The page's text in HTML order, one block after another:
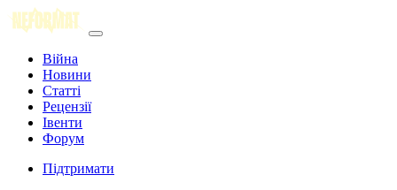
Війна
Новини
Статті
Рецензії
Івенти
Форум
Підтримати